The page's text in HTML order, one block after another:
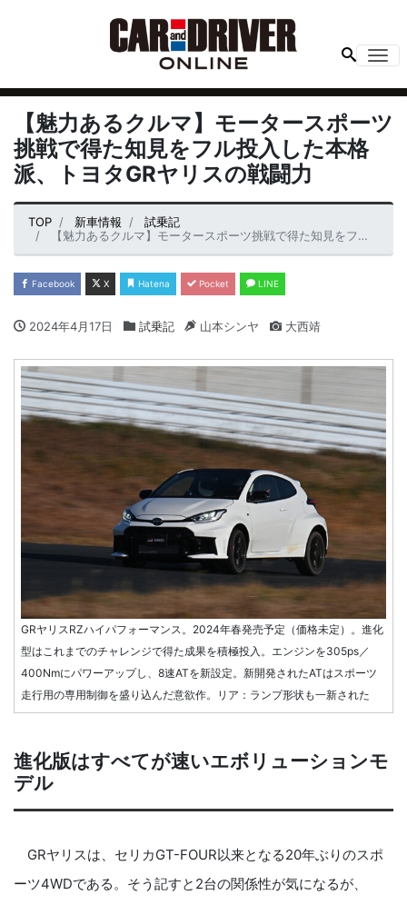
【魅力あるクルマ】モータースポーツ
挑戦で得た知見をフル投入した本格
派、トヨタGRヤリスの戦闘力
TOP 新車情報
試乗記
【魅力あるクルマ】モータースポーツ挑戦で得た知見をフル投入した本格派、トヨタGRヤリスの戦闘力
Facebook X Hatena Pocket LINE
2024年4月17日 試乗記 山本シンヤ 大西靖
GRヤリスRZハイパフォーマンス。2024年春発売予定（価格未定）。進化
型はこれまでのチャレンジで得た成果を積極投入。エンジンを305ps／
400Nmにパワーアップし、8速ATを新設定。新開発されたATはスポーツ
走行用の専用制御を盛り込んだ意欲作。リア：ランプ形状も一新された
進化版はすべてが速いエボリューションモ
デル
GRヤリスは、セリカGT-FOUR以来となる20年ぶりのスポ
ーツ4WDである。そう記すと2台の関係性が気になるが、